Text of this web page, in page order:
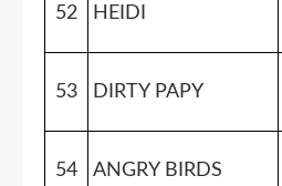
52 HEIDI
53 DIRTY PAPY
54 ANGRY BIRDS